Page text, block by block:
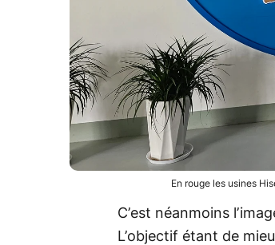
En rouge les usines
C’est néanmoins
L’objectif étant de